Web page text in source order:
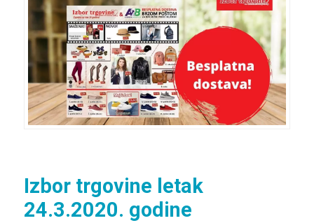
Izbor trgovine letak
24.3.2020. godine